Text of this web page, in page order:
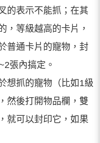
的表示不能抓；在其
，等級越高的卡片，
普通卡片的寵物，封
張內搞定。
想抓的寵物（比如1級
然後打開物品欄，雙
就可以封印它，如果